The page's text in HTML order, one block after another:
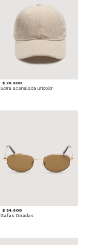
$ 29.900
Gorra acanalada unicolor
$ 34.900
Gafas Doradas